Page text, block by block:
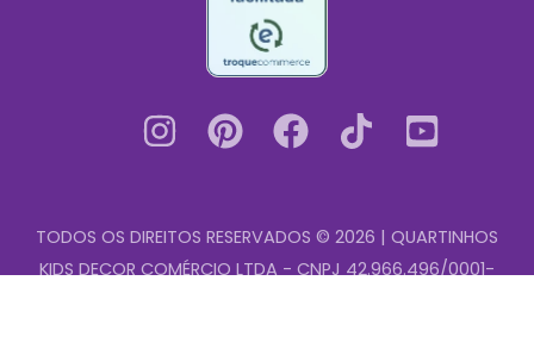
TODOS OS DIREITOS RESERVADOS © 2026 | QUARTINHOS
KIDS DECOR COMÉRCIO LTDA - CNPJ 42.966.496/0001-